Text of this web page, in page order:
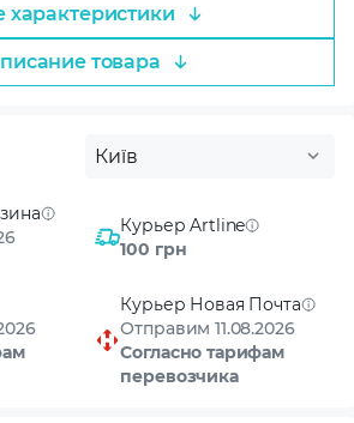
характеристики
товара
Київ
Курьер Artline
100 грн
Курьер Новая Почта
Отправим 11.08.2026
Согласно тарифам
перевозчика